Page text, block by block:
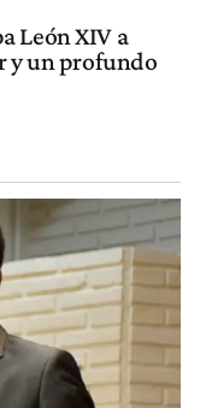
León XIV a
y un profundo